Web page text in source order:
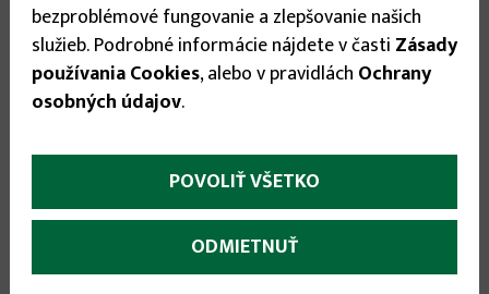
52
16.95 €

bezproblémové fungovanie a zlepšovanie našich
služieb. Podrobné informácie nájdete v časti Zásady
používania Cookies, alebo v pravidlách Ochrany
osobných údajov.
POVOLIŤ VŠETKO
ODMIETNUŤ